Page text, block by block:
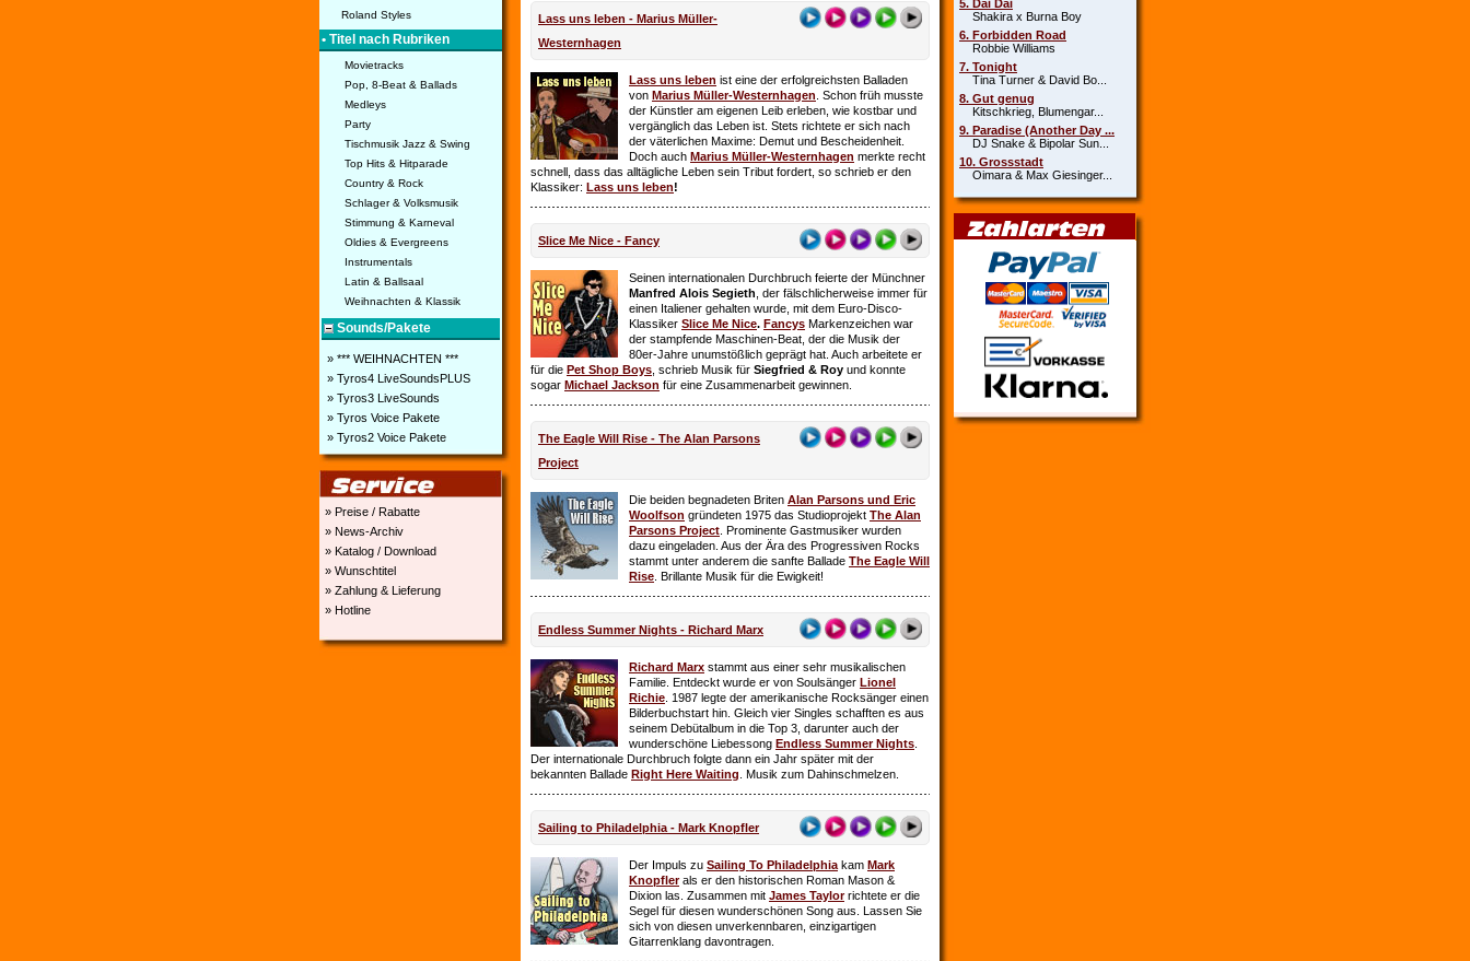
Roland Styles
• Titel nach Rubriken
Movietracks
Pop, 8-Beat & Ballads
Medleys
Party
Tischmusik Jazz & Swing
Top Hits & Hitparade
Country & Rock
Schlager & Volksmusik
Stimmung & Karneval
Oldies & Evergreens
Instrumentals
Latin & Ballsaal
Weihnachten & Klassik
Sounds/Pakete
» *** WEIHNACHTEN ***
» Tyros4 LiveSoundsPLUS
» Tyros3 LiveSounds
» Tyros Voice Pakete
» Tyros2 Voice Pakete
» Preise / Rabatte
» News-Archiv
» Katalog / Download
» Wunschtitel
» Zahlung & Lieferung
» Hotline
Lass uns leben - Marius Müller-
Westernhagen
Lass uns leben ist eine der erfolgreichsten Balladen
von Marius Müller-Westernhagen . Schon früh musste
der Künstler am eigenen Leib erleben, wie kostbar und
vergänglich das Leben ist. Stets richtete er sich nach
der väterlichen Maxime: Demut und Bescheidenheit.
Doch auch Marius Müller-Westernhagen merkte recht
schnell, dass das alltägliche Leben sein Tribut fordert, so schrieb er den
Klassiker: Lass uns leben!
Slice Me Nice - Fancy
Seinen internationalen Durchbruch feierte der Münchner
Manfred Alois Segieth , der fälschlicherweise immer für
einen Italiener gehalten wurde, mit dem Euro-Disco-
Klassiker Slice Me Nice. Fancys Markenzeichen war
der stampfende Maschinen-Beat, der die Musik der
80er-Jahre unumstößlich geprägt hat. Auch arbeitete er
für die Pet Shop Boys , schrieb Musik für Siegfried & Roy und konnte
sogar Michael Jackson für eine Zusammenarbeit gewinnen.
The Eagle Will Rise - The Alan Parsons
Project
Die beiden begnadeten Briten Alan Parsons und Eric
Woolfson gründeten 1975 das Studioprojekt The Alan
Parsons Project . Prominente Gastmusiker wurden
dazu eingeladen. Aus der Ära des Progressiven Rocks
stammt unter anderem die sanfte Ballade The Eagle Will
Rise . Brillante Musik für die Ewigkeit!
Endless Summer Nights - Richard Marx
Richard Marx stammt aus einer sehr musikalischen
Familie. Entdeckt wurde er von Soulsänger Lionel
Richie . 1987 legte der amerikanische Rocksänger einen
Bilderbuchstart hin. Gleich vier Singles schafften es aus
seinem Debütalbum in die Top 3, darunter auch der
wunderschöne Liebessong Endless Summer Nights
Der internationale Durchbruch folgte dann ein Jahr später mit der
bekannten Ballade Right Here Waiting . Musik zum Dahinschmelzen.
Sailing to Philadelphia - Mark Knopfler
Der Impuls zu Sailing To Philadelphia kam Mark
Knopfler als er den historischen Roman Mason &
Dixion las. Zusammen mit James Taylorrichtete er die
Segel für diesen wunderschönen Song aus. Lassen Sie
sich von diesen unverkennbaren, einzigartigen
Gitarrenklang davontragen.
5. Dai Dai
Shakira x Burna Boy
6. Forbidden Road
Robbie Williams
7. Tonight
Tina Turner & David Bo...
8. Gut genug
Kitschkrieg, Blumengar...
9. Paradise (Another Day ...
DJ Snake & Bipolar Sun...
10. Grossstadt
Oimara & Max Giesinger...